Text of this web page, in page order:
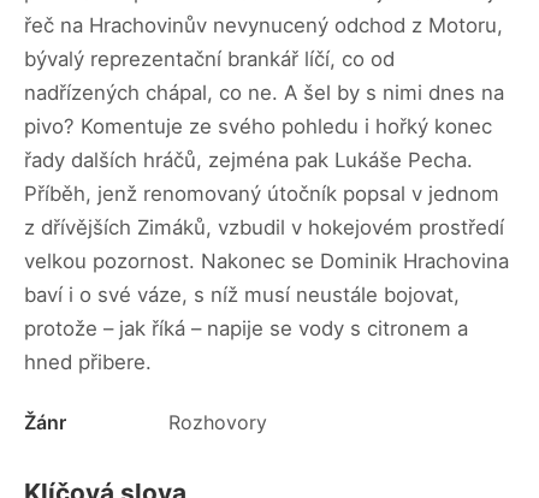
řeč na Hrachovinův nevynucený odchod z Motoru,
bývalý reprezentační brankář líčí, co od
nadřízených chápal, co ne. A šel by s nimi dnes na
pivo? Komentuje ze svého pohledu i hořký konec
řady dalších hráčů, zejména pak Lukáše Pecha.
Příběh, jenž renomovaný útočník popsal v jednom
z dřívějších Zimáků, vzbudil v hokejovém prostředí
velkou pozornost. Nakonec se Dominik Hrachovina
baví i o své váze, s níž musí neustále bojovat,
protože – jak říká – napije se vody s citronem a
hned přibere.
Žánr Rozhovory